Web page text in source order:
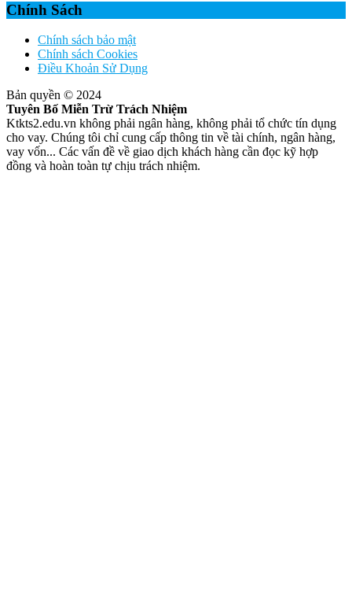
Chính Sách
Chính sách bảo mật
Chính sách Cookies
Điều Khoản Sử Dụng
Bản quyền © 2024
Tuyên Bố Miễn Trừ Trách Nhiệm
Ktkts2.edu.vn không phải ngân hàng, không phải tổ chức tín dụng
cho vay. Chúng tôi chỉ cung cấp thông tin về tài chính, ngân hàng,
vay vốn... Các vấn đề về giao dịch khách hàng cần đọc kỹ hợp
đồng và hoàn toàn tự chịu trách nhiệm.